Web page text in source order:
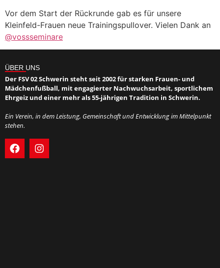
Vor dem Start der Rückrunde gab es für unsere
Kleinfeld-Frauen neue Trainingspullover. Vielen Dank an
@vossseminare
ÜBER UNS
Der FSV 02 Schwerin steht seit 2002 für starken Frauen- und
Mädchenfußball, mit engagierter Nachwuchsarbeit, sportlichem
Ehrgeiz und einer mehr als 55-jährigen Tradition in Schwerin.
Ein Verein, in dem Leistung, Gemeinschaft und Entwicklung im Mittelpunkt
stehen.